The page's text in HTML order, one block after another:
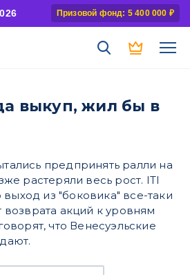
Призовой фонд: 5 400 000 ₽
выкуп, жил бы в
предпринять ралли на
растеряли весь рост. ITI
выход из "боковика" все-таки
акций к уровням
что Венесуэльские